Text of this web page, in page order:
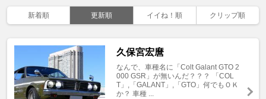
新着順 更新順 イイね！順 クリップ順
久保宮宏麿
なんで、車種名に「Colt Galant GTO 2
000 GSR」が無いんだ？？？ 「COL
T」,「GALANT」,「GTO」何でもＯＫ
か？ 車種 ...